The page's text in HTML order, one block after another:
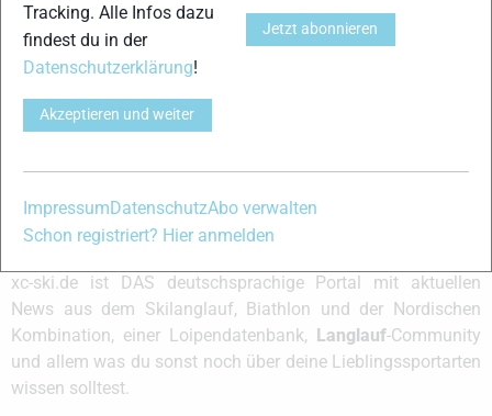
Atomic Race Classic
Fischer RCR Classic
Vasa
Schreibe einen Kommentar
xc-ski.de ist DAS deutschsprachige Portal mit aktuellen
News aus dem Skilanglauf, Biathlon und der Nordischen
Kombination, einer Loipendatenbank, Langlauf-Community
und allem was du sonst noch über deine Lieblingssportarten
wissen solltest.
Tracking. Alle Infos dazu
findest du in der
Datenschutzerklärung!
Akzeptieren und weiter
Jetzt abonnieren
Impressum DatenschutzAbo verwalten
Schon registriert? Hier anmelden